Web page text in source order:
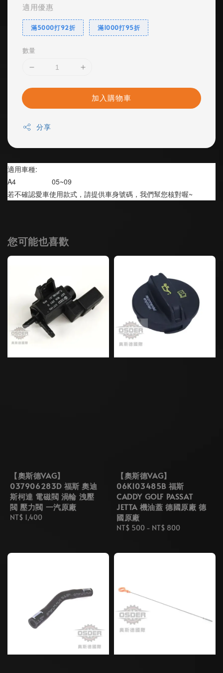
適用優惠
滿5000打92折 滿1000打95折
數量
加入購物車
分享
適用車種:
A4                  05~09
若不確認愛車使用款式，請提供車身號碼，我們幫您核對喔~
您可能也喜歡
【奧斯德VAG】
037906283D 福斯 奧迪
斯柯達 電磁閥 渦輪 洩壓
閥 壓力閥 一汽原廠
Regular
NT$ 1,400
【奧斯德VAG】
06K103485B 福斯
CADDY GOLF PASSAT
JETTA 機油蓋 德國原廠 德
國原廠
Regular
NT$ 500 - NT$ 800